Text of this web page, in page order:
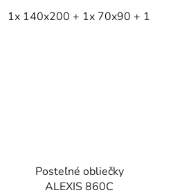
1x 140x200 + 1x 70x90 + 1x
Posteľné obliečky
ALEXIS 860C